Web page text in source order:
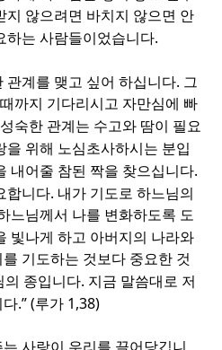
지 않으려면 바치지 않으면 안
하는 사람들이었습니다.
관계를 맺고 싶어 하십니다. 그
까지 기다리시고 자만심에 빠
성숙한 관계는 수고와 땀이 필요
을 위해 노심초사하시는 분입
내어줄 참된 짝을 찾으십니다.
합니다. 내가 기도로 하느님의
느님께서 나를 변화하도록 도
빛나게 하고 아버지의 나라와
기도하는 것보다 중요한 것
의 종입니다. 지금 말씀대로 저
다.” (루가 1,38)
사랑이 우리를 끌어당깁니